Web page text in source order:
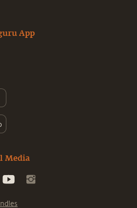
App
Media